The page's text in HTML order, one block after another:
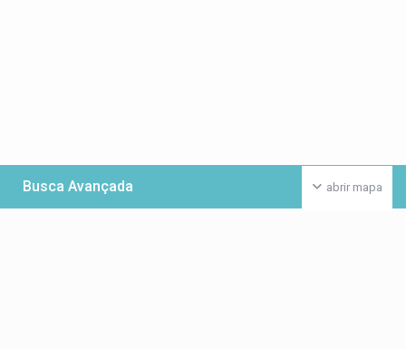
abrir mapa
Busca Avançada